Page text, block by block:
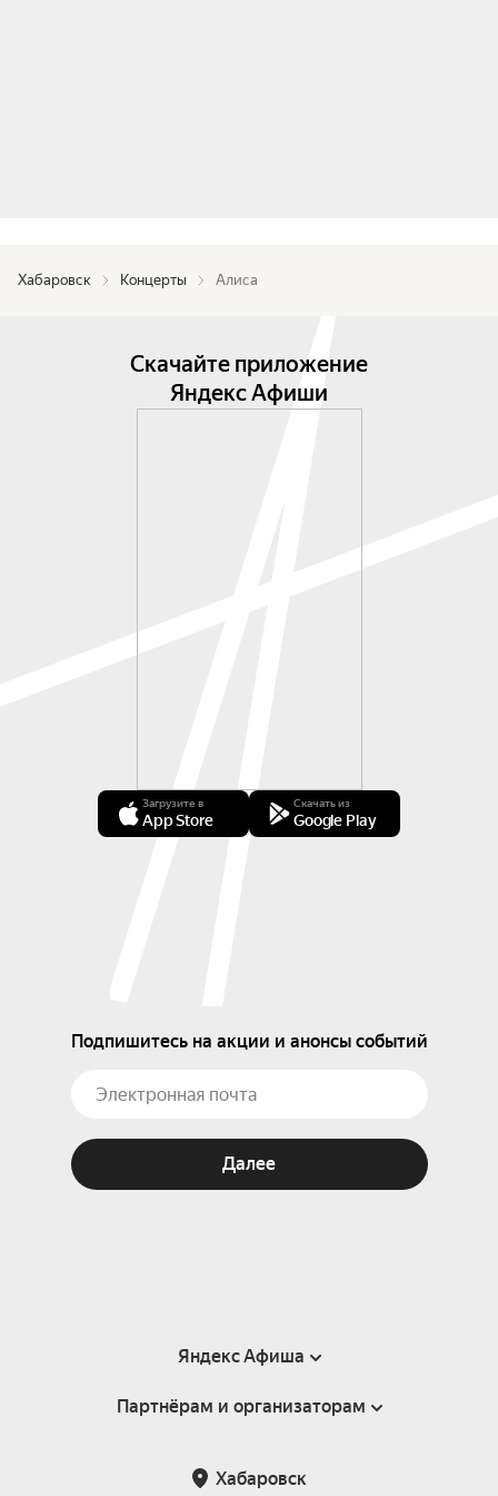
Хабаровск Концерты Алиса
Скачайте приложение
Яндекс Афиши
Загрузите в
App Store
Скачать из
Google Play
Подпишитесь на акции и анонсы событий
Далее
Яндекс Афиша
Справка
Подарочные сертификаты
Партнёрам и организаторам
Хабаровск